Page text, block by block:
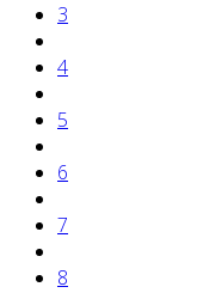
3
4
5
6
7
8